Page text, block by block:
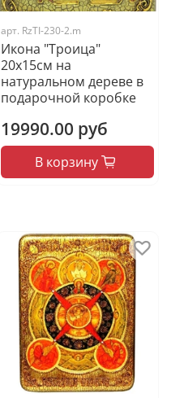
арт. RzTI-230-2.m
Икона "Троица"
20х15см на
натуральном дереве в
подарочной коробке
19990.00 руб
В корзину